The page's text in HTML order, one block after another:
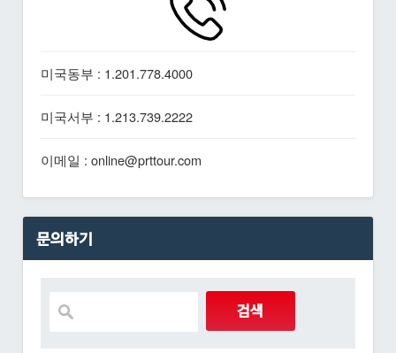
미국동부 : 1.201.778.4000
미국서부 : 1.213.739.2222
이메일 : online@prttour.com
문의하기